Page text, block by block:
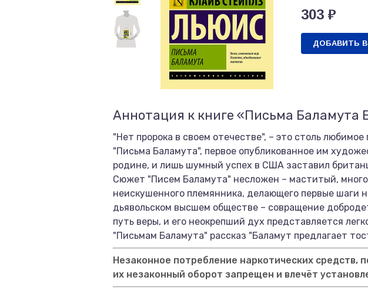
303 ₽
ДОБАВИТЬ
Аннотация к книге «Письма Баламута
"Нет пророка в своем отечестве", – это столь
"Письма Баламута", первое опубликованное им
родине, и лишь шумный успех в США заставил
Сюжет "Писем Баламута" несложен – маститый,
неискушенного племянника, делающего первые шаги
дьявольском высшем обществе – совращение
путь веры, и его неокрепший дух представляется
"Письмам Баламута" рассказ "Баламут предлагает
Незаконное потребление наркотических средств,
их незаконный оборот запрещен и влечёт